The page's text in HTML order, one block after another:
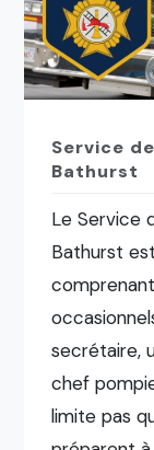
Service
Bathurst
Le Service
Bathurst
secrétaire,
chef
limite pas